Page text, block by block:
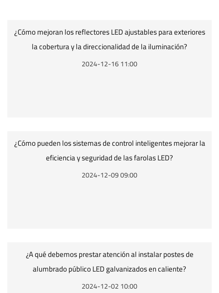
¿Cómo mejoran los reflectores LED ajustables para exteriores
la cobertura y la direccionalidad de la iluminación?
2024-12-16 11:00
¿Cómo pueden los sistemas de control inteligentes mejorar la
eficiencia y seguridad de las farolas LED?
2024-12-09 09:00
¿A qué debemos prestar atención al instalar postes de
alumbrado público LED galvanizados en caliente?
2024-12-02 10:00